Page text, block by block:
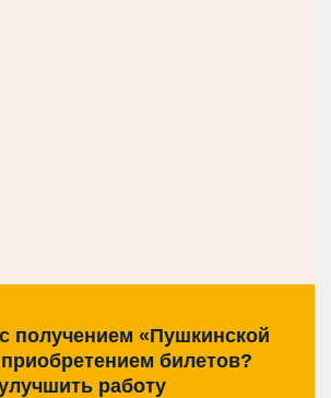
получением «Пушкинской
билетов?
работу